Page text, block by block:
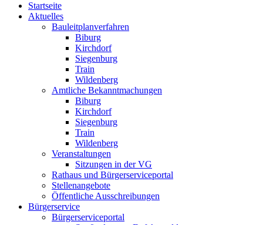
Startseite
Aktuelles
Bauleitplanverfahren
Biburg
Kirchdorf
Siegenburg
Train
Wildenberg
Amtliche Bekanntmachungen
Biburg
Kirchdorf
Siegenburg
Train
Wildenberg
Veranstaltungen
Sitzungen in der VG
Rathaus und Bürgerserviceportal
Stellenangebote
Öffentliche Ausschreibungen
Bürgerservice
Bürgerserviceportal